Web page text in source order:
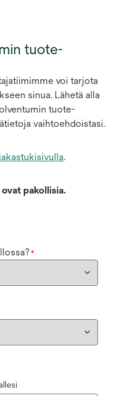
tuote-
voi tarjota
sinua. Lähetä alla
tuote-
vaihtoehdoistasi.
.
pakollisia.
*